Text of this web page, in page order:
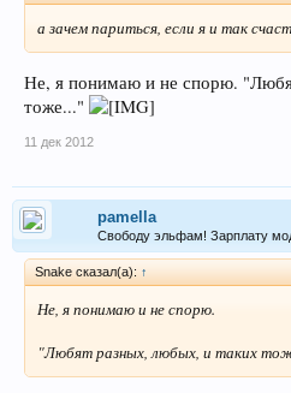
а зачем париться, если я и так
Не, я понимаю и не спорю.
тоже..."
11 дек 2012
pamella
Свободу эльфам! Зарплату
Snake сказал(а): ↑
Не, я понимаю и не спорю.
"Любят разных, любых, и таких